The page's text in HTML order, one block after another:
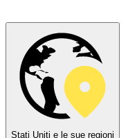
Stati Uniti e le sue regioni